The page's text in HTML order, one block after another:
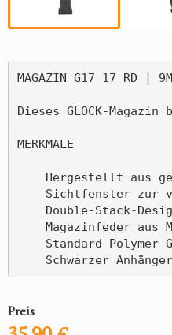
MAGAZIN G17 17 RD |
Dieses GLOCK-
MERKMALE
Hergestellt aus
Sichtfenster zur
Double-Stack-
Magazinfeder aus
Standard-Polymer-
    Schwarzer Anhänger
Preis